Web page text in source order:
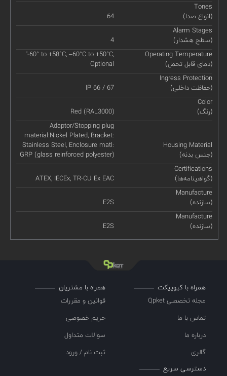
Tones
(انواع صدا)
64
Alarm Stages
(سطح هشدار)
4
Operating Temperature
(دمای قابل تحمل)
'-60° to +58°C, –60°C to +50°C,
Optional
Ingress Protection
(حفاظت داخلی)
IP 66 / 67
Color
(رنگ)
Red (RAL3000)
Housing Material
(جنس بدنه)
Adaptor/Stopping plug
material:Nickel Plated, Bracket:
Stainless Steel, Enclosure matl:
GRP (glass reinforced polyester)
Certifications
(گواهینامه‌ها)
ATEX, IECEx, TR-CU Ex EAC
Manufacture
(سازنده)
E2S
Manufacture
(سازنده)
E2S
همراه با کیوپیکت
مجله تخصصی Qpket
تماس با ما
درباره ما
گالری
همراه با مشتریان
قوانین و مقررات
حریم خصوصی
سوالات متداول
ثبت نام / ورود
دسترسی سریع